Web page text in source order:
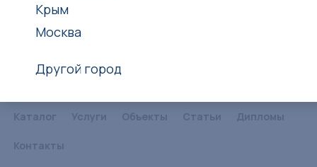
Каталог Услуги Объекты Статьи Дипломы
Контакты
Крым
Москва
Другой город